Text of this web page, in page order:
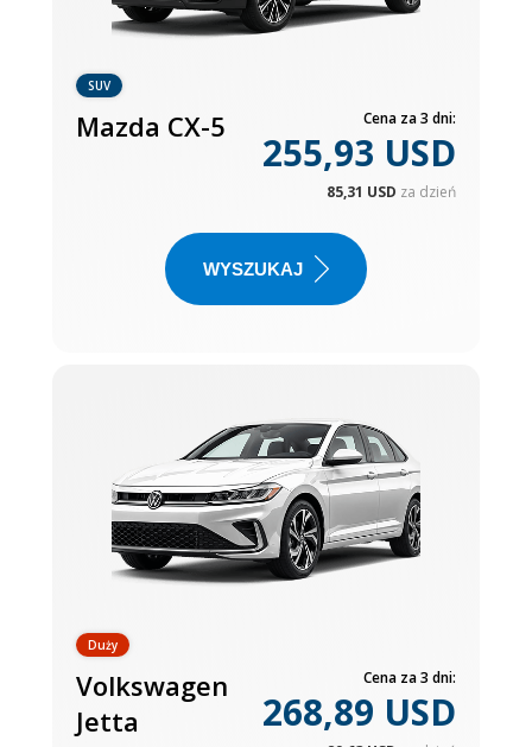
SUV
Mazda CX-5 Cena za 3 dni:
255,93 USD
85,31 USD za dzień
WYSZUKAJ
Duży
Volkswagen
Jetta
Cena za 3 dni:
268,89 USD